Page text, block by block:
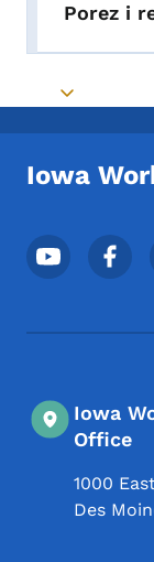
Porez i
Toggle
Iowa
Meni
Iowa
Office
1000
Des